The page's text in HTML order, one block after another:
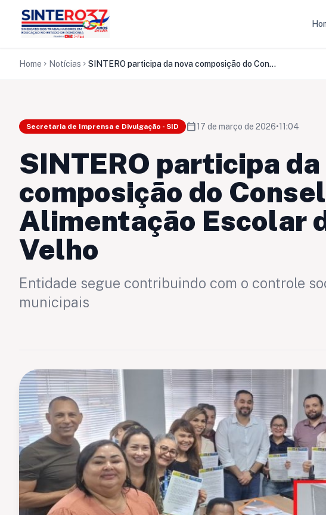
Home chevron_right Notícias chevron_right SINTERO participa da nova composição do Conselho de Alimentação Escolar de Porto Velho
Secretaria de Imprensa e Divulgação - SID calendar_today17 de março de 2026•11:04
SINTERO participa da
composição do
Alimentação Escolar
Velho
Entidade segue contribuindo com o controle
municipais